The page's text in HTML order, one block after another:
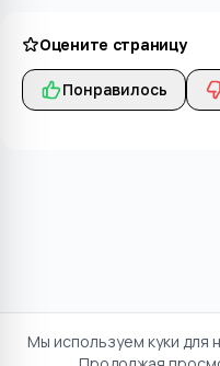
Оцените страницу
Понравилось
Мы используем куки для